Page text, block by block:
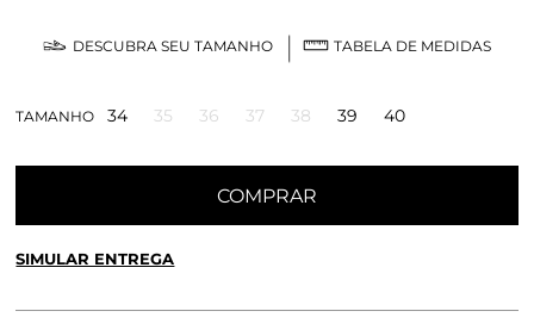
DESCUBRA SEU TAMANHO TABELA DE MEDIDAS
TAMANHO 34 35 36 37 38 39 40
COMPRAR
SIMULAR ENTREGA